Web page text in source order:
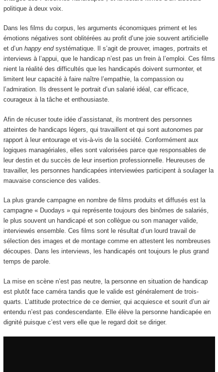
politique à deux voix.
Dans les films du corpus, les arguments économiques priment et les
émotions négatives sont oblitérées au profit d’une joie souvent artificielle
et d’un happy endsystématique. Il s’agit de prouver, images, portraits et
interviews à l’appui, que le handicap n’est pas un frein à l’emploi. Ces films
nient la réalité des difficultés que les handicapés doivent surmonter, et
limitent leur capacité à faire naître l’empathie, la compassion ou
l’admiration. Ils dressent le portrait d’un salarié idéal, car efficace,
courageux à la tâche et enthousiaste.
Afin de récuser toute idée d’assistanat, ils montrent des personnes
atteintes de handicaps légers, qui travaillent et qui sont autonomes par
rapport à leur entourage et vis-à-vis de la société. Conformément aux
logiques managériales, elles sont valorisées parce que responsables de
leur destin et du succès de leur insertion professionnelle. Heureuses de
travailler, les personnes handicapées interviewées participent à soulager la
mauvaise conscience des valides.
La plus grande campagne en nombre de films produits et diffusés est la
campagne « Duodays » qui représente toujours des binômes de salariés,
le plus souvent un handicapé et son collègue ou son manager valide,
interviewés ensemble. Ces films sont le résultat d’un lourd travail de
sélection des images et de montage comme en attestent les nombreuses
découpes. Dans les interviews, les handicapés ont toujours le plus grand
temps de parole.
La mise en scène n’est pas neutre, la personne en situation de handicap
est plutôt face caméra tandis que le valide est généralement de trois-
quarts. L’attitude protectrice de ce dernier, qui acquiesce et sourit d’un air
entendu n’est pas condescendante. Elle élève la personne handicapée en
dignité puisque c’est vers elle que le regard doit se diriger.